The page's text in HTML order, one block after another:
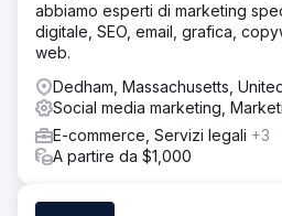
abbiamo esperti di marketing
digitale, SEO, email, grafica,
web.
Dedham, Massachusetts,
Social media marketing,
E-commerce, Servizi legali +3
A partire da $1,000